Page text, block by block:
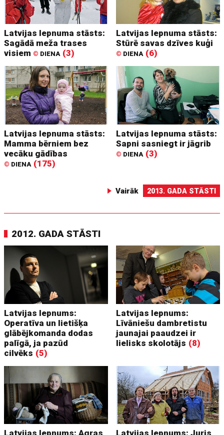
Latvijas lepnuma stāsts:
Sagādā meža trases
visiem © DIENA (3)
Latvijas lepnuma stāsts:
Stūrē savas dzīves kuģi
© DIENA (6)
Latvijas lepnuma stāsts:
Mamma bērniem bez
vecāku gādības
© DIENA (175)
Latvijas lepnuma stāsts:
Sapni sasniegt ir jāgrib
© DIENA (3)
Vairāk 2013. GADA STĀSTI
2012. GADA STĀSTI
Latvijas lepnums:
Operatīva un lietišķa
glābējkomanda dodas
palīgā, ja pazūd
cilvēks (5)
Latvijas lepnums:
Līvāniešu dambretistu
jaunajai paaudzei ir
lielisks skolotājs (8)